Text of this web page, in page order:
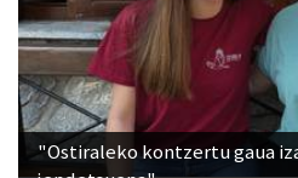
"Ostiraleko kontzertu gaua
jendetsuena"